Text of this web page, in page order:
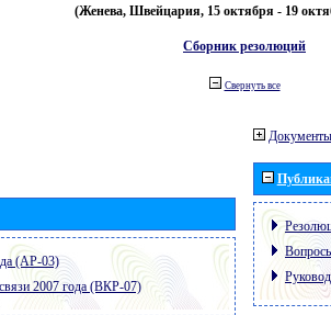
(Женева, Швейцария, 15 октября - 19
Сборник резолюций
Свернуть все
(АР-03)
2007 года (ВКР-07)
Документы